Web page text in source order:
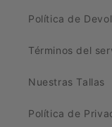
Política de
Términos del
Nuestras Tallas
Política de